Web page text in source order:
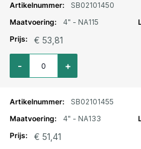
SB02101450
4" - NA115
€ 53,81
Aantal voor Storz lm. aansluitstuk
+
-
SB02101455
4" - NA133
€ 51,41